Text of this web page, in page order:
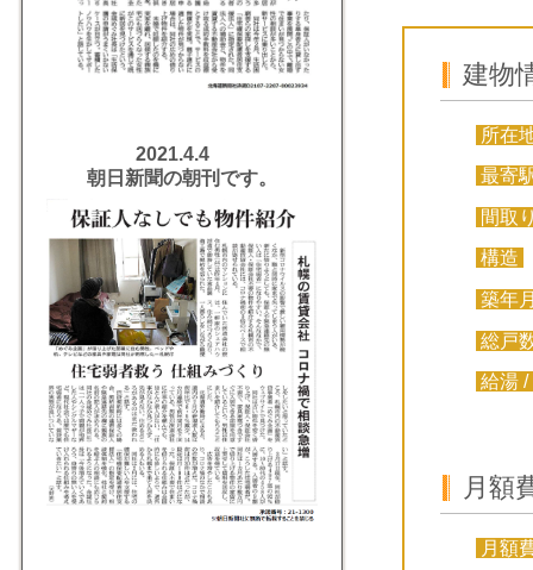
建物
所在
最寄
間取
構造
築年
総戸
給湯
月額
月額
2021.4.4
朝日新聞の朝刊です。